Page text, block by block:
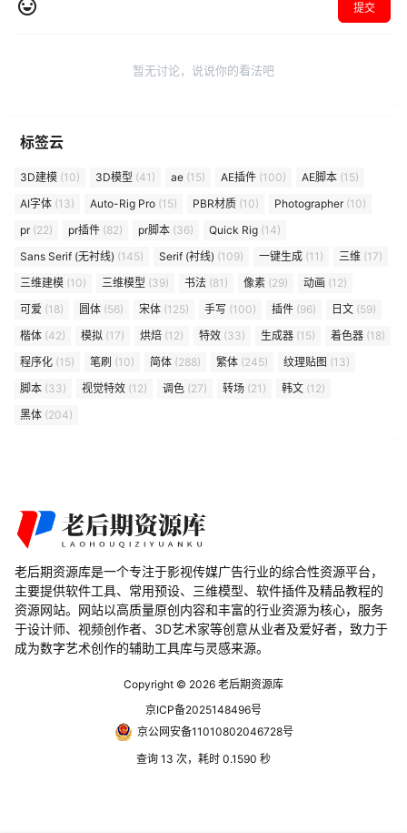
提交
暂无讨论，说说你的看法吧
标签云
3D建模 (10) 3D模型 (41) ae (15) AE插件 (100) AE脚本 (15)
AI字体 (13) Auto-Rig Pro (15) PBR材质 (10) Photographer(10)
pr(22) pr插件 (82) pr脚本 (36) Quick Rig (14)
Sans Serif (无衬线) (145) Serif (衬线) (109) 一键生成 (11) 三维 (17)
三维建模 (10) 三维模型 (39) 书法 (81) 像素 (29) 动画 (12)
可爱 (18) 圆体 (56) 宋体 (125) 手写 (100) 插件 (96) 日文 (59)
楷体 (42) 模拟 (17) 烘焙 (12) 特效 (33) 生成器 (15) 着色器 (18)
程序化 (15) 笔刷 (10) 简体 (288) 繁体 (245) 纹理贴图 (13)
脚本 (33) 视觉特效 (12) 调色 (27) 转场 (21) 韩文 (12)
黑体 (204)
老后期资源库是一个专注于影视传媒广告行业的综合性资源平台，
主要提供软件工具、常用预设、三维模型、软件插件及精品教程的
资源网站。网站以高质量原创内容和丰富的行业资源为核心，服务
于设计师、视频创作者、3D艺术家等创意从业者及爱好者，致力于
成为数字艺术创作的辅助工具库与灵感来源。
Copyright © 2026 老后期资源库
京ICP备2025148496号
京公网安备11010802046728号
查询 13 次，耗时 0.1590 秒